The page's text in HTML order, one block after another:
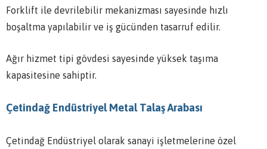
Forklift ile devrilebilir mekanizması sayesinde hızlı
boşaltma yapılabilir ve iş gücünden tasarruf edilir.
Ağır hizmet tipi gövdesi sayesinde yüksek taşıma
kapasitesine sahiptir.
Çetindağ Endüstriyel Metal Talaş Arabası
Çetindağ Endüstriyel olarak sanayi işletmelerine özel